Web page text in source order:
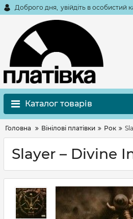
Доброго дня, увійдіть в особистий
Каталог товарів
Головна Вінілові платівки Рок
Slayer – Divine